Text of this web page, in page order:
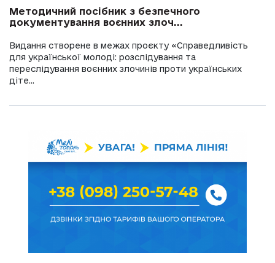
Методичний посібник з безпечного
документування воєнних злоч...
Видання створене в межах проєкту «Справедливість
для української молоді: розслідування та
переслідування воєнних злочинів проти українських
діте...